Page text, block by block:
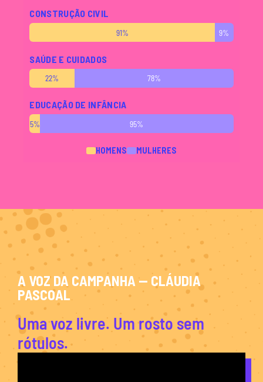
CONSTRUÇÃO CIVIL
91% 9%
SAÚDE E CUIDADOS
22% 78%
EDUCAÇÃO DE INFÂNCIA
5% 95%
HOMENS MULHERES
A VOZ DA CAMPANHA — CLÁUDIA
PASCOAL
Uma voz livre. Um rosto sem
rótulos.